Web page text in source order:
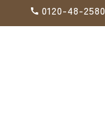
0120-48-2580